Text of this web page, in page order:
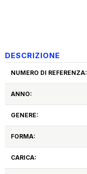
DESCRIZIONE
NUMERO DI REFERENZA:
ANNO:
GENERE:
FORMA:
CARICA: